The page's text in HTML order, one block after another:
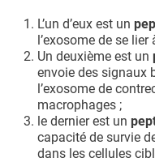
L’un d’eux est un
l’exosome de se
Un deuxième est un
envoie des signaux
l’exosome de
macrophages ;
le dernier est un
capacité de survie
dans les cellules